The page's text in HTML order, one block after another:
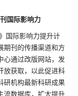
国际影响力
国际影响力提升计
期刊的传播渠道和方
心通过改版网站，发
放获取，以此促进科
研机构最新科研成果
流数据库，扩大提升